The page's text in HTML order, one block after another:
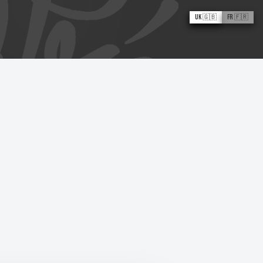
UK 🇬🇧 FR 🇫🇷